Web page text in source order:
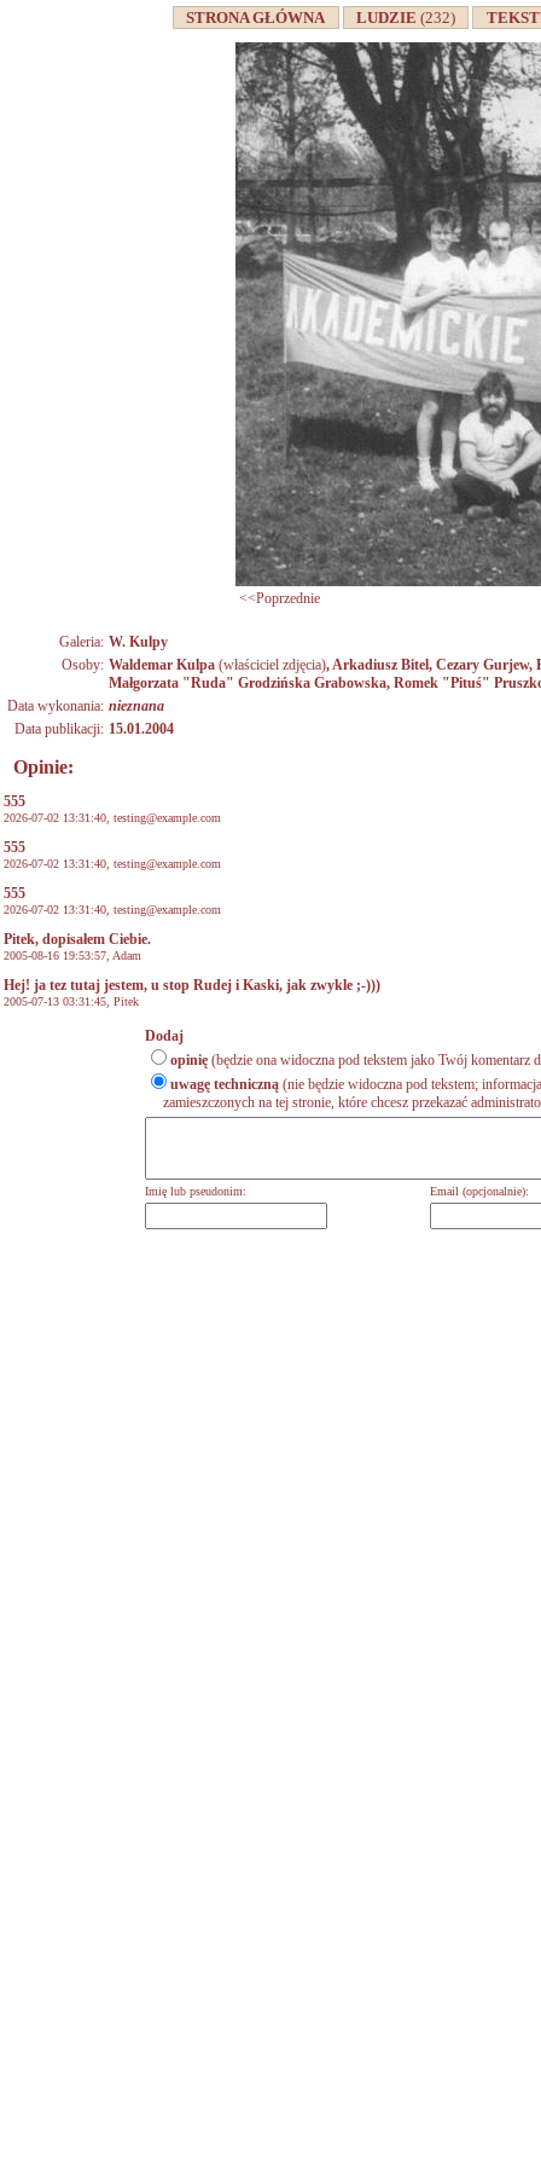
STRONA GŁÓWNA LUDZIE(232)
<<Poprzednie
Galeria: W. Kulpy
Osoby: Waldemar Kulpa (właściciel zdjęcia),Arkadiusz Bitel, Cezary Gurjew,
Małgorzata "Ruda" Grodzińska Grabowska, Romek "Pituś"
Data wykonania: nieznana
Data publikacji: 15.01.2004
Opinie:
555
2026-07-02 13:31:40, testing@example.com
555
2026-07-02 13:31:40, testing@example.com
555
2026-07-02 13:31:40, testing@example.com
Pitek, dopisałem Ciebie.
2005-08-16 19:53:57, Adam
Hej! ja tez tutaj jestem, u stop Rudej i Kaski, jak zwykle ;-)))
2005-07-13 03:31:45, Pitek
Dodaj
opinię (będzie ona widoczna pod tekstem jako Twój komentarz
uwagę techniczną (nie będzie widoczna pod tekstem;
zamieszczonych na tej stronie, które chcesz przekazać
Imię lub pseudonim: Email (opcjonalnie):